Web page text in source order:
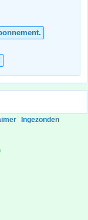
Ingezonden